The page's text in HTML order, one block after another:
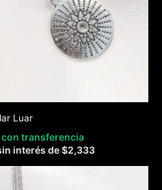
Luar
con transferencia
interés de$2,333